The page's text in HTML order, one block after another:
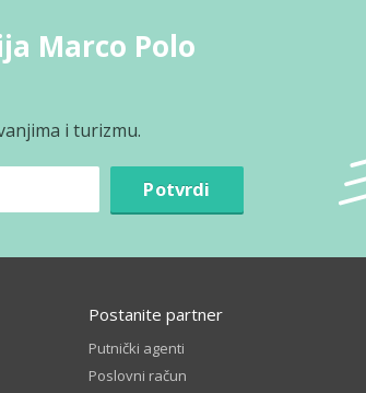
Marco Polo
i turizmu.
Potvrdi
Postanite partner
Putnički agenti
Poslovni račun